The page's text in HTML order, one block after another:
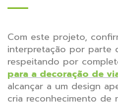
Com este projeto,
interpretação por parte
respeitando por
para a decoração de
alcançar a um design
cria reconhecimento de